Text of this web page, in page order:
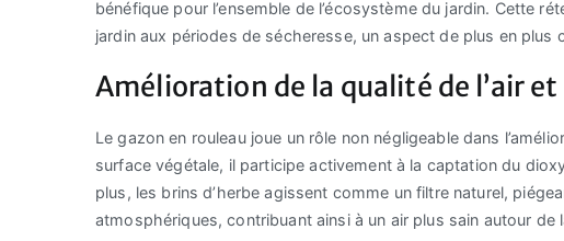
bénéfique pour l’ensemble de l’écosystème du jardin. Cette
jardin aux périodes de sécheresse, un aspect de plus en plus
Amélioration de la qualité de l’air
Le gazon en rouleau joue un rôle non négligeable dans
surface végétale, il participe activement à la captation du
plus, les brins d’herbe agissent comme un filtre naturel,
atmosphériques, contribuant ainsi à un air plus sain autour de